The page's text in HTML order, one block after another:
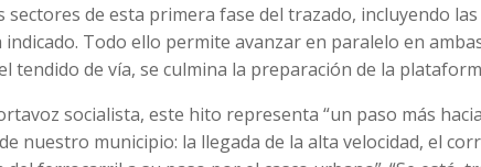
de esta primera fase del trazado, incluyendo
indicado. Todo ello permite avanzar en paralelo en
tendido de vía, se culmina la preparación de la
socialista, este hito representa “un paso más
nuestro municipio: la llegada de la alta velocidad, el